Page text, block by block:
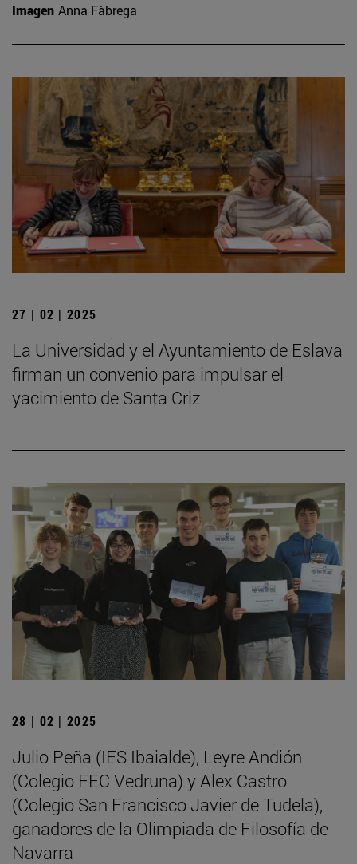
Imagen Anna Fàbrega
27 | 02 | 2025
La Universidad y el Ayuntamiento de Eslava
firman un convenio para impulsar el
yacimiento de Santa Criz
28 | 02 | 2025
Julio Peña (IES Ibaialde), Leyre Andión
(Colegio FEC Vedruna) y Alex Castro
(Colegio San Francisco Javier de Tudela),
ganadores de la Olimpiada de Filosofía de
Navarra